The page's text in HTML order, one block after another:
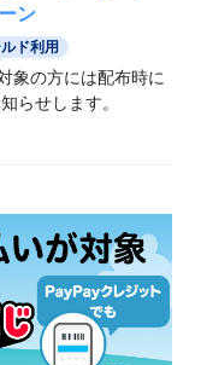
ン
ド利用
象の方には配布時に
らせします。